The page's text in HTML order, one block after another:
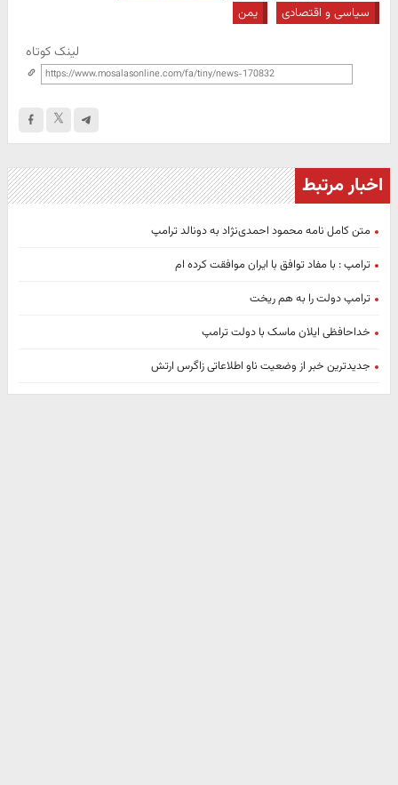
سیاسی و اقتصادی
یمن
لینک کوتاه
اخبار مرتبط
متن کامل نامه محمود احمدی‌نژاد به دونالد ترامپ
ترامپ : با مفاد توافق با ایران موافقت کرده ام
ترامپ دولت را به هم ریخت
خداحافظی ایلان ماسک با دولت ترامپ
جدیدترین خبر از وضعیت ناو اطلاعاتی زاگرس ارتش